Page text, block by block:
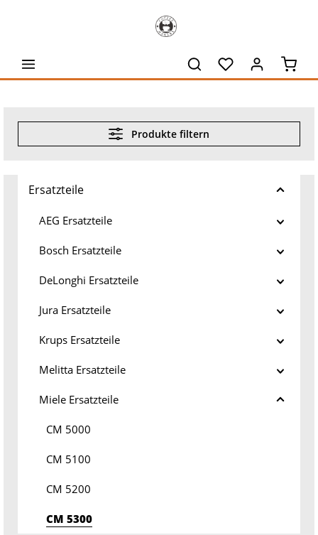
Produkte filtern
Ersatzteile
AEG Ersatzteile
Bosch Ersatzteile
DeLonghi Ersatzteile
Jura Ersatzteile
Krups Ersatzteile
Melitta Ersatzteile
Miele Ersatzteile
CM 5000
CM 5100
CM 5200
CM 5300